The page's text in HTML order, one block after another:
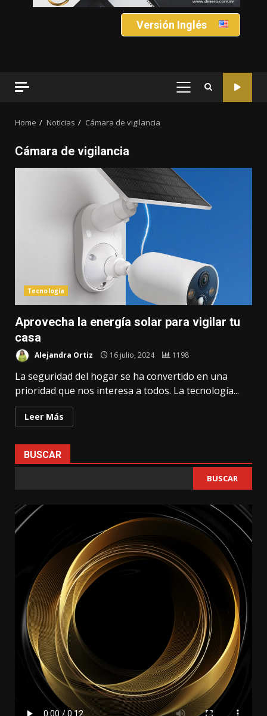
Versión Inglés
PRIMARY
Home Noticias Cámara de vigilancia
Cámara de vigilancia
Tecnología
Aprovecha la energía solar para vigilar tu
casa
Alejandra Ortiz 16 julio, 2024 1198
La seguridad del hogar se ha convertido en una
prioridad que nos interesa a todos. La tecnología...
Leer Más
BUSCAR
BUSCAR